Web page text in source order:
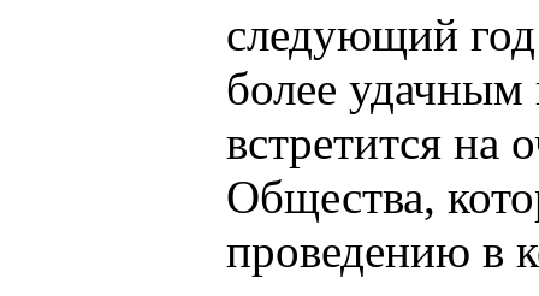
следующий год
более удачным
встретится на
Общества,
проведению в